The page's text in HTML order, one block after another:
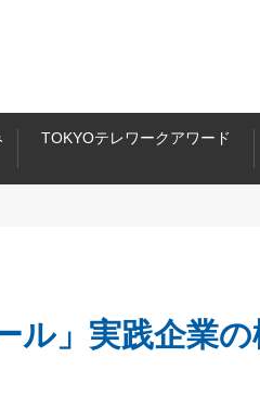
TOKYOテレワークアワード
ル」 実践企業の